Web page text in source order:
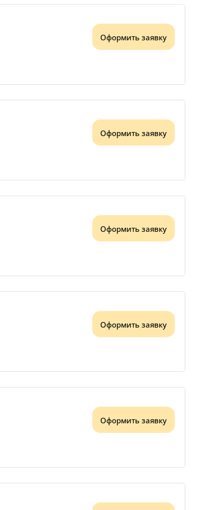
Оформить заявку
Оформить заявку
Оформить заявку
Оформить заявку
Оформить заявку